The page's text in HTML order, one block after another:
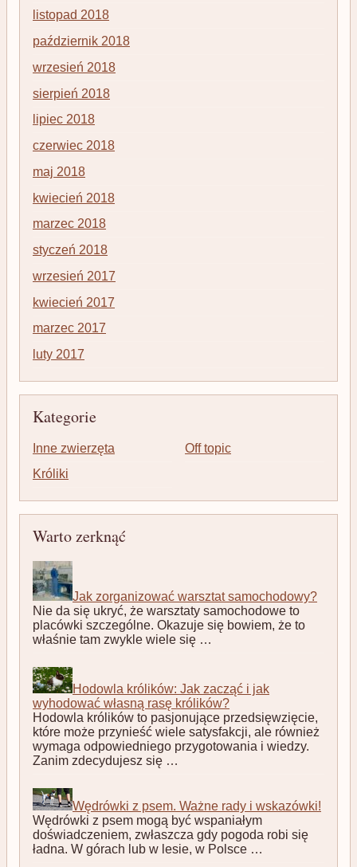
listopad 2018
październik 2018
wrzesień 2018
sierpień 2018
lipiec 2018
czerwiec 2018
maj 2018
kwiecień 2018
marzec 2018
styczeń 2018
wrzesień 2017
kwiecień 2017
marzec 2017
luty 2017
Kategorie
Inne zwierzęta
Króliki
Off topic
Warto zerknąć
Jak zorganizować warsztat samochodowy?
Nie da się ukryć, że warsztaty samochodowe to
placówki szczególne. Okazuje się bowiem, że to
właśnie tam zwykle wiele się …
Hodowla królików: Jak zacząć i jak
wyhodować własną rasę królików?
Hodowla królików to pasjonujące przedsięwzięcie,
które może przynieść wiele satysfakcji, ale również
wymaga odpowiedniego przygotowania i wiedzy.
Zanim zdecydujesz się …
Wędrówki z psem. Ważne rady i wskazówki!
Wędrówki z psem mogą być wspaniałym
doświadczeniem, zwłaszcza gdy pogoda robi się
ładna. W górach lub w lesie, w Polsce …